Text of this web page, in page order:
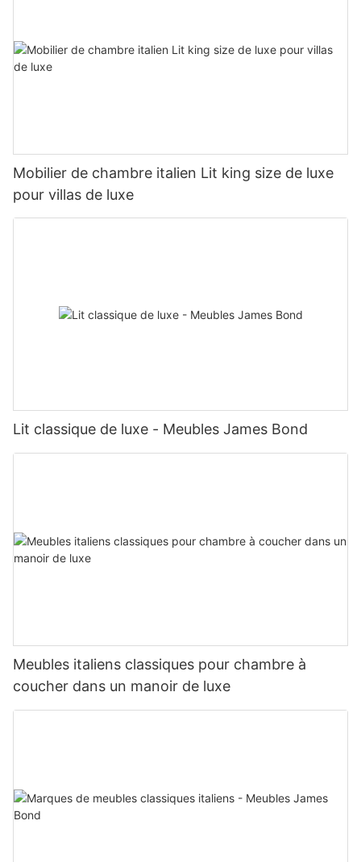
Mobilier de chambre italien Lit king size de luxe
pour villas de luxe
Lit classique de luxe - Meubles James Bond
Meubles italiens classiques pour chambre à
coucher dans un manoir de luxe